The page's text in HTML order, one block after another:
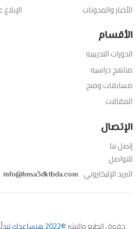
الأخبار والمدونات
الأقسام
الدورات التدريبيه
مناهج دراسيه
مسابقات ومنح
المقالات
الإتصال
إتصل بنا
للتواصل
البريد الإليكتروني info@hnsa3dktbda.com